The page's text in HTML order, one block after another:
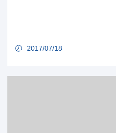
2017/07/18